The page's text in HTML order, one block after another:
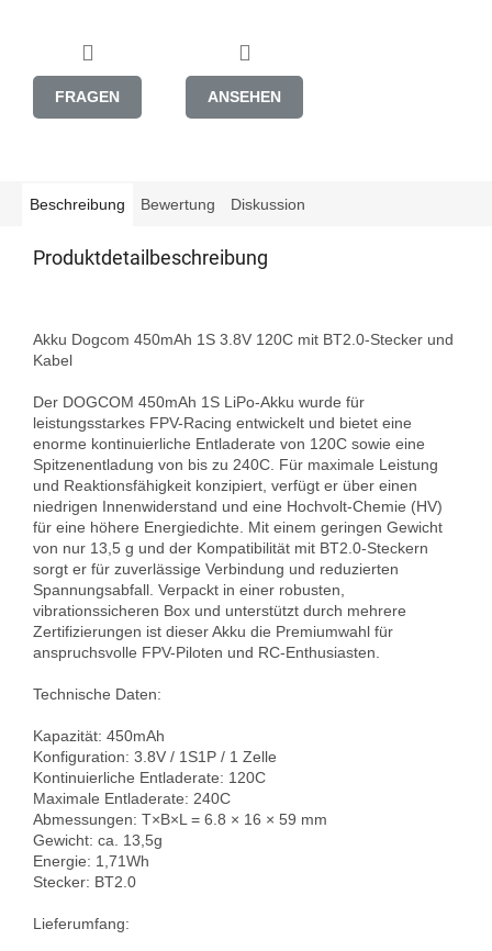
FRAGEN ANSEHEN
Beschreibung Bewertung Diskussion
Produktdetailbeschreibung
Akku Dogcom 450mAh 1S 3.8V 120C mit BT2.0-Stecker und
Kabel
Der DOGCOM 450mAh 1S LiPo-Akku wurde für
leistungsstarkes FPV-Racing entwickelt und bietet eine
enorme kontinuierliche Entladerate von 120C sowie eine
Spitzenentladung von bis zu 240C. Für maximale Leistung
und Reaktionsfähigkeit konzipiert, verfügt er über einen
niedrigen Innenwiderstand und eine Hochvolt-Chemie (HV)
für eine höhere Energiedichte. Mit einem geringen Gewicht
von nur 13,5 g und der Kompatibilität mit BT2.0-Steckern
sorgt er für zuverlässige Verbindung und reduzierten
Spannungsabfall. Verpackt in einer robusten,
vibrationssicheren Box und unterstützt durch mehrere
Zertifizierungen ist dieser Akku die Premiumwahl für
anspruchsvolle FPV-Piloten und RC-Enthusiasten.
Technische Daten:
Kapazität: 450mAh
Konfiguration: 3.8V / 1S1P / 1 Zelle
Kontinuierliche Entladerate: 120C
Maximale Entladerate: 240C
Abmessungen: T×B×L = 6.8 × 16 × 59 mm
Gewicht: ca. 13,5g
Energie: 1,71Wh
Stecker: BT2.0
Lieferumfang: